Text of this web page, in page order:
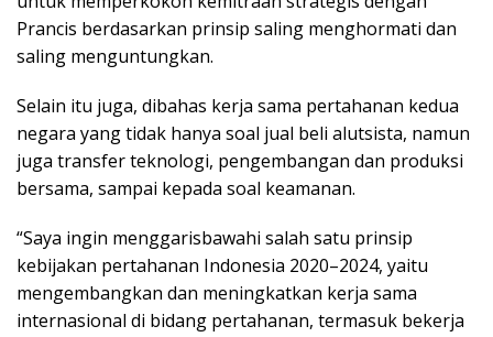
Prancis berdasarkan prinsip saling menghormati dan
saling menguntungkan.
Selain itu juga, dibahas kerja sama pertahanan kedua
negara yang tidak hanya soal jual beli alutsista, namun
juga transfer teknologi, pengembangan dan produksi
bersama, sampai kepada soal keamanan.
“Saya ingin menggarisbawahi salah satu prinsip
kebijakan pertahanan Indonesia 2020–2024, yaitu
mengembangkan dan meningkatkan kerja sama
internasional di bidang pertahanan, termasuk bekerja